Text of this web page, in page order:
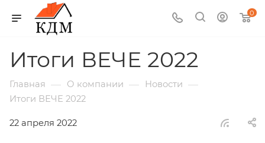
0
Итоги ВЕЧЕ 2022
Главная — О компании — Новости —
Итоги ВЕЧЕ 2022
22 апреля 2022